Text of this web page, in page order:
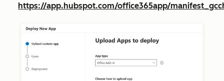
https://app.hubspot.com/office365app/